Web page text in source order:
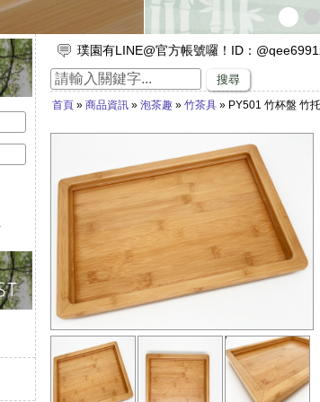
璞園有LINE@官方帳號囉！ID：
放假出遊，來竹山璞園享受一趟竹與木化石
竹子的專家，有任何與竹相關的問題歡迎找
【舒浮沙發】隆重登場
想要一直賺嗎？快來璞園選購100cm的一
搜尋
首頁 » 商品資訊 » 泡茶趣 » 竹茶具 » PY501 竹杯盤 竹